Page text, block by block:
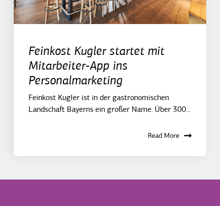
Feinkost Kugler startet mit
Mitarbeiter-App ins
Personalmarketing
Feinkost Kugler ist in der gastronomischen
Landschaft Bayerns ein großer Name. Über 300...
Read More